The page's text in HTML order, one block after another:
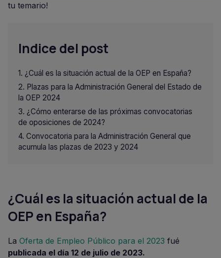
tu temario!
Indice del post
¿Cuál es la situación actual de la OEP en España?
Plazas para la Administración General del Estado de
la OEP 2024
¿Cómo enterarse de las próximas convocatorias
de oposiciones de 2024?
Convocatoria para la Administración General que
acumula las plazas de 2023 y 2024
¿Cuál es la situación actual de la
OEP en España?
La Oferta de Empleo Público para el 2023 fué
publicada el día 12 de julio de 2023.